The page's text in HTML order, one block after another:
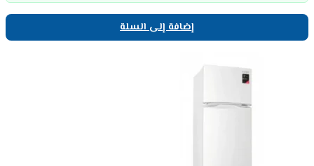
إضافة إلى السلة